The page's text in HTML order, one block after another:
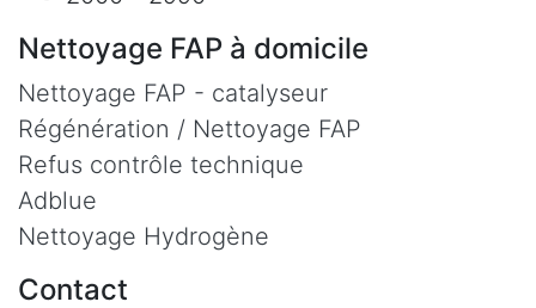
Nettoyage FAP à domicile
Nettoyage FAP - catalyseur
Régénération / Nettoyage FAP
Refus contrôle technique
Adblue
Nettoyage Hydrogène
Contact